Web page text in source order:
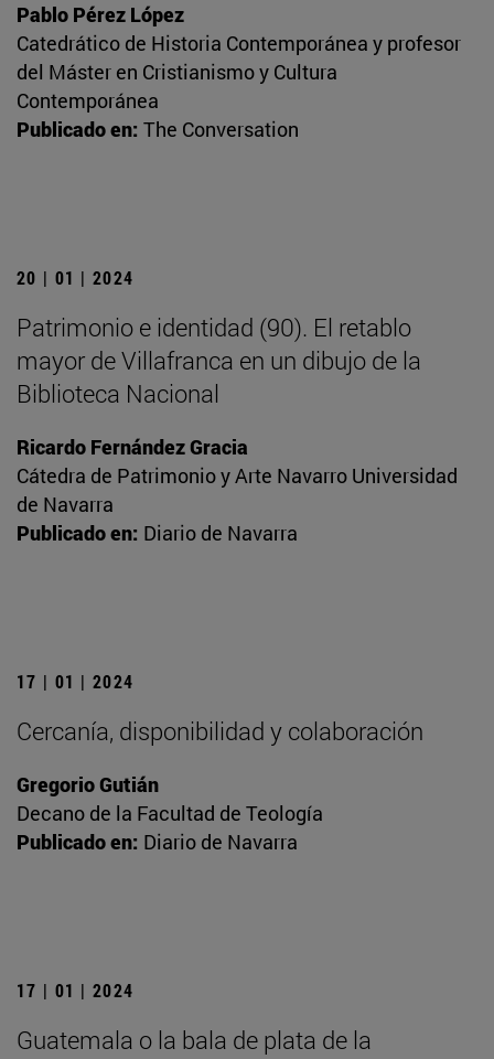
Pablo Pérez López
Catedrático de Historia Contemporánea y profesor
del Máster en Cristianismo y Cultura
Contemporánea
Publicado en: The Conversation
20 | 01 | 2024
Patrimonio e identidad (90). El retablo
mayor de Villafranca en un dibujo de la
Biblioteca Nacional
Ricardo Fernández Gracia
Cátedra de Patrimonio y Arte Navarro Universidad
de Navarra
Publicado en: Diario de Navarra
17 | 01 | 2024
Cercanía, disponibilidad y colaboración
Gregorio Gutián
Decano de la Facultad de Teología
Publicado en: Diario de Navarra
17 | 01 | 2024
Guatemala o la bala de plata de la